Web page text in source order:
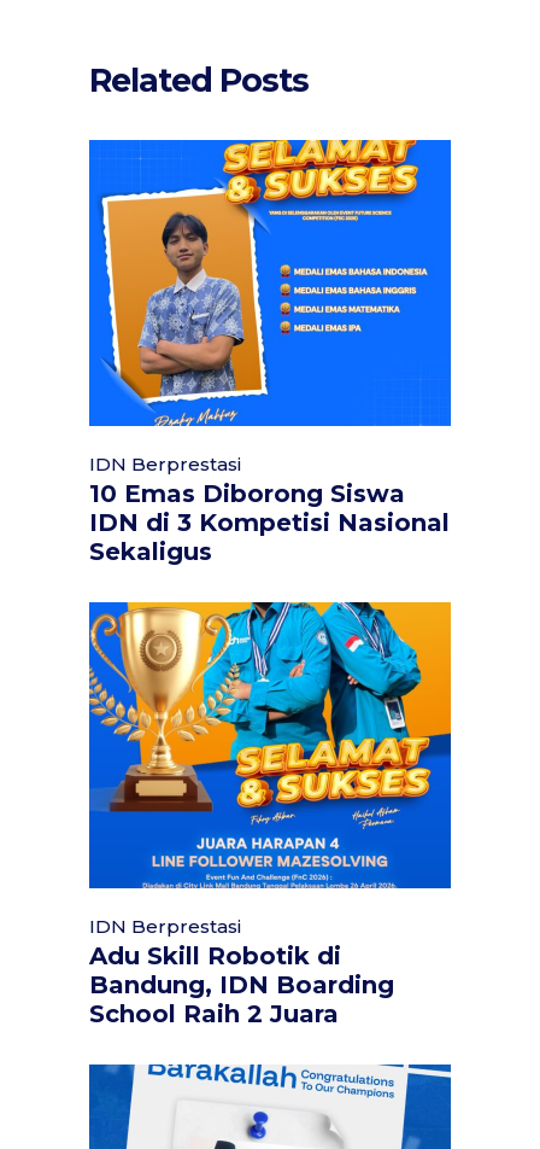
Related Posts
IDN Berprestasi
10 Emas Diborong Siswa
IDN di 3 Kompetisi Nasional
Sekaligus
IDN Berprestasi
Adu Skill Robotik di
Bandung, IDN Boarding
School Raih 2 Juara